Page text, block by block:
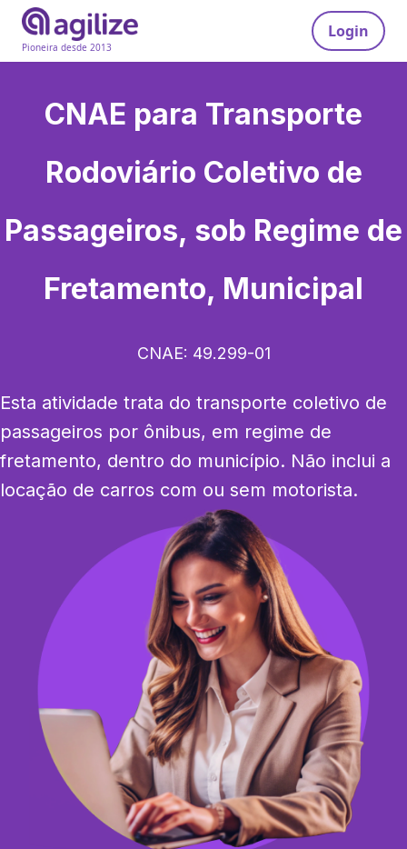
Pioneira desde 2013
Login
CNAE para Transporte
Rodoviário Coletivo de
Passageiros, sob Regime de
Fretamento, Municipal
CNAE: 49.299-01
Esta atividade trata do transporte coletivo de
passageiros por ônibus, em regime de
fretamento, dentro do município. Não inclui a
locação de carros com ou sem motorista.